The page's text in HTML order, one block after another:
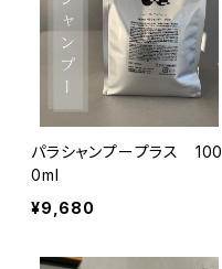
パラシャンプープラス 100
0ml
¥9,680